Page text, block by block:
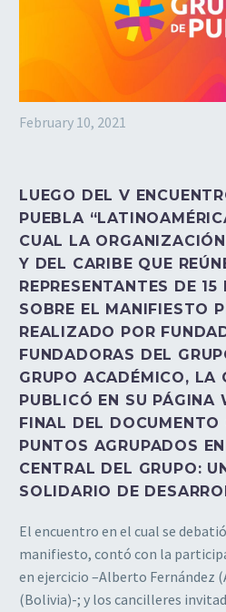
February 10, 2021
LUEGO DEL V
PUEBLA
CUAL LA
Y DEL CARIBE QUE
REPRESENTANTES DE
SOBRE EL MANIFIESTO
REALIZADO POR
FUNDADORAS DEL
GRUPO ACADÉMICO, LA
PUBLICÓ EN SU PÁGINA
FINAL DEL
PUNTOS AGRUPADOS
CENTRAL DEL GRUPO:
SOLIDARIO DE
El encuentro en el cual se
manifiesto, contó con la
en ejercicio –Alberto Fernández
(Bolivia)-; y los cancilleres